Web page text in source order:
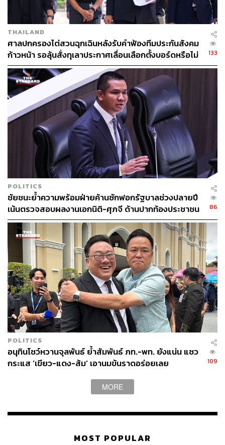
THAILAND
ศาลปกครองไต่สวนฉุกเฉินหลังรับคำฟ้องทีมประกันสังคม
ก้าวหน้า รอลุ้นสั่งทุเลาประกาศเลื่อนเลือกตั้งบอร์ดหรือไม่
133
POLITICS
ชัยชนะย้ำความพร้อมฝ่ายค้านซักฟอกรัฐบาลช่วงปลายปี
เน้นตรวจสอบผลงานเอกนิติ-ศุภจี ด้านปากท้องประชาชน
86
POLITICS
อนุทินโชว์หวานจุลพันธ์ ย้ำสัมพันธ์ ภท.-พท. ยังแน่น แซว
กระแส ‘เขียว-แดง-ส้ม’ เอานมข้นราดอร่อยเลย
109
MORE
MOST POPULAR